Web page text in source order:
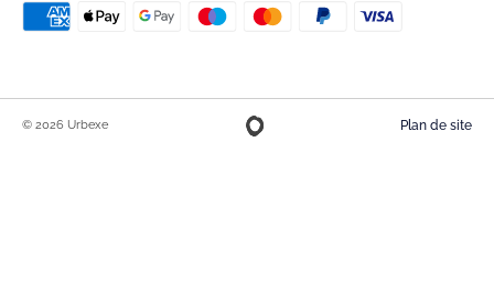
© 2026 Urbexe Plan de site